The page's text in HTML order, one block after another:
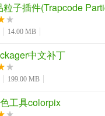
粒子插件(Trapcode
14.00 MB
中文补丁
199.00 MB
工具colorpix